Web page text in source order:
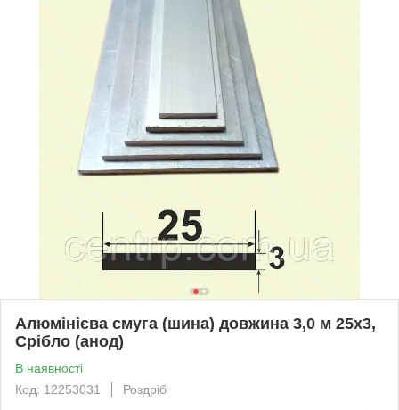
Алюмінієва смуга (шина) довжина 3,0 м 25х3,
Срібло (анод)
В наявності
Код: 12253031
Роздріб